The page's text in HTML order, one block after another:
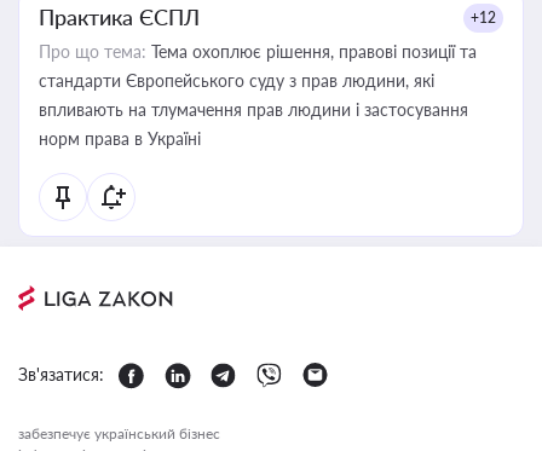
Практика ЄСПЛ +12
Про що тема: Тема охоплює рішення, правові позиції та
стандарти Європейського суду з прав людини, які
впливають на тлумачення прав людини і застосування
норм права в Україні
Зв'язатися:
забезпечує український бізнес